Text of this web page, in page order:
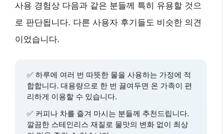
사용 경험상 다음과 같은 분들께 특히 유용할 것으
로 판단됩니다. 다른 사용자 후기들도 비슷한 의견
이었습니다.
✅ 하루에 여러 번 따뜻한 물을 사용하는 가정에 적
합합니다. 대용량으로 한 번 끓여두면 온 가족이 편
리하게 이용할 수 있습니다.
✅ 커피나 차를 즐겨 마시는 분들께 추천드립니다.
깔끔한 스테인리스 재질로 물맛의 변화 없이 최상